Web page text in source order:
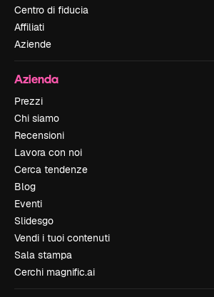
Centro di fiducia
Affiliati
Aziende
Azienda
Prezzi
Chi siamo
Recensioni
Lavora con noi
Cerca tendenze
Blog
Eventi
Slidesgo
Vendi i tuoi contenuti
Sala stampa
Cerchi magnific.ai